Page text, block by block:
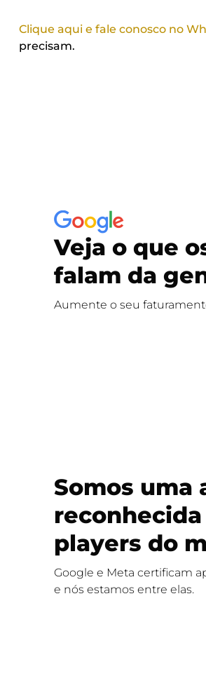
Clique aqui e fale conosco no
precisam.
Veja o que
falam da
Aumente o seu
Somos uma
players do
Google e Meta certificam
e nós estamos entre elas.